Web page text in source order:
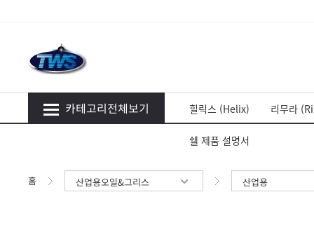
카테고리전체보기 힐릭스 (Helix) 리무라
쉘 제품 설명서
홈 산업용오일&그리스 산업용